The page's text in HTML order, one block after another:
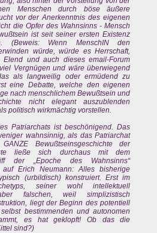
Menschen durch böse äußere
vor der Anerkenntnis des eigenen
die Opfer des Wahnsinns - Mensch
ist seit seiner ersten Existenz
(Beweis: Wenn MenschIN den
würde, würde es Herrschaft,
Elend und auch dieses email-Forum
Vergnügen und wäre überwiegend
als langweilig oder ermüdend zu
eine Debatte, welche den eigenen
nach menschlichem Bewußtsein und
nicht elegant auszublenden
politisch wirkmächtig vorstellen.
Patriarchats ist beschönigend. Das
wahnsinnig, als das Patriarchat
Bewußtseinsgeschichte der
ließe sich durchaus mit dem
der „Epoche des Wahnsinns“
auf Erich Neumann: Alles bisherige
(urbildisch) konstruiert. Erst im
seiner wohl intellektuell
falschen, weil simplizistisch
liegt der Beginn des potentiell
bestimmenden und autonomen
es hat geklopft! Ob das die
sind?)